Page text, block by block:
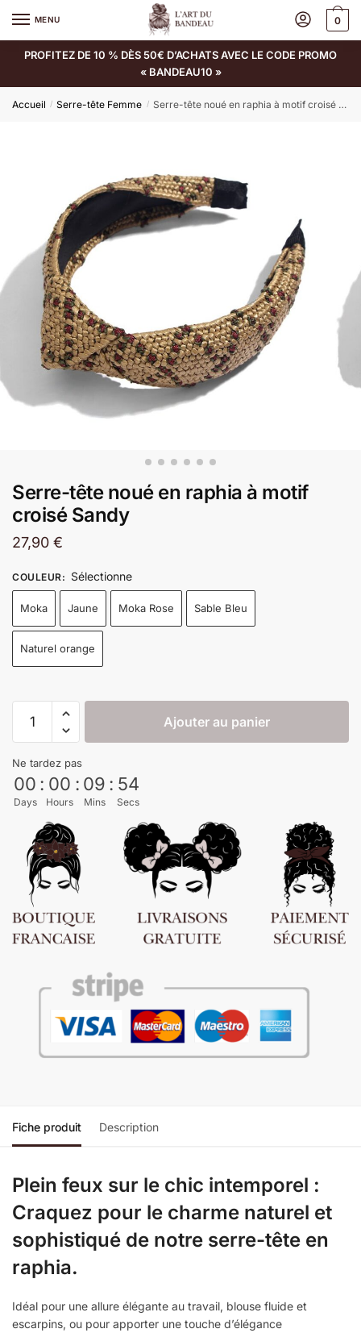
MENU 0
PROFITEZ DE 10 % DÈS 50€ D’ACHATS AVEC LE CODE PROMO
« BANDEAU10 »
Accueil / Serre-tête Femme / Serre-tête noué en raphia à motif croisé Sandy
Serre-tête noué en raphia à motif
croisé Sandy
27,90 €
COULEUR: Sélectionne
Moka Jaune Moka Rose Sable Bleu
Naturel orange
Ajouter au panier
Ne tardez pas
00
Days
: 00
Hours
: 09
Mins
: 53
Secs
Fiche produit Description
Plein feux sur le chic intemporel :
Craquez pour le charme naturel et
sophistiqué de notre serre-tête en
raphia.
Idéal pour une allure élégante au travail, blouse fluide et
escarpins, ou pour apporter une touche d’élégance